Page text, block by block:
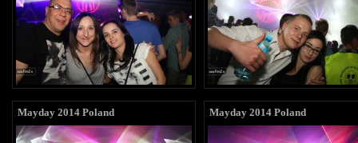
Mayday 2014 Poland Mayday 2014 Poland